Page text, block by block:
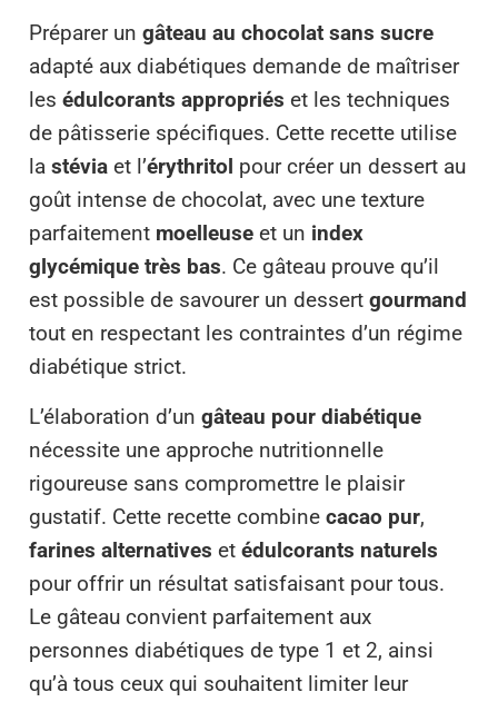
Préparer un gâteau au chocolat sans sucre
adapté aux diabétiques demande de maîtriser
les édulcorants appropriés et les techniques
de pâtisserie spécifiques. Cette recette utilise
la stévia et l’érythritol pour créer un dessert au
goût intense de chocolat, avec une texture
parfaitement moelleuse et un index
glycémique très bas. Ce gâteau prouve qu’il
est possible de savourer un dessert gourmand
tout en respectant les contraintes d’un régime
diabétique strict.
L’élaboration d’un gâteau pour diabétique
nécessite une approche nutritionnelle
rigoureuse sans compromettre le plaisir
gustatif. Cette recette combine cacao pur,
farines alternatives et édulcorants naturels
pour offrir un résultat satisfaisant pour tous.
Le gâteau convient parfaitement aux
personnes diabétiques de type 1 et 2, ainsi
qu’à tous ceux qui souhaitent limiter leur